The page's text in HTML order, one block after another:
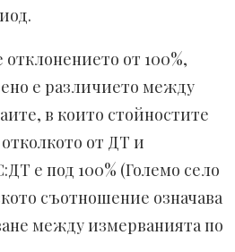
от 100%,
е различието между
в които стойностите
от ДТ и
е под 100% (Големо село
съотношение означава
между измерванията по